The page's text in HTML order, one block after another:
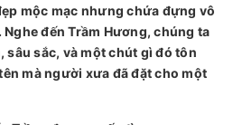
mộc mạc nhưng chứa đựng vô
đến Trầm Hương, chúng ta
sâu sắc, và một chút gì đó tôn
mà người xưa đã đặt cho một